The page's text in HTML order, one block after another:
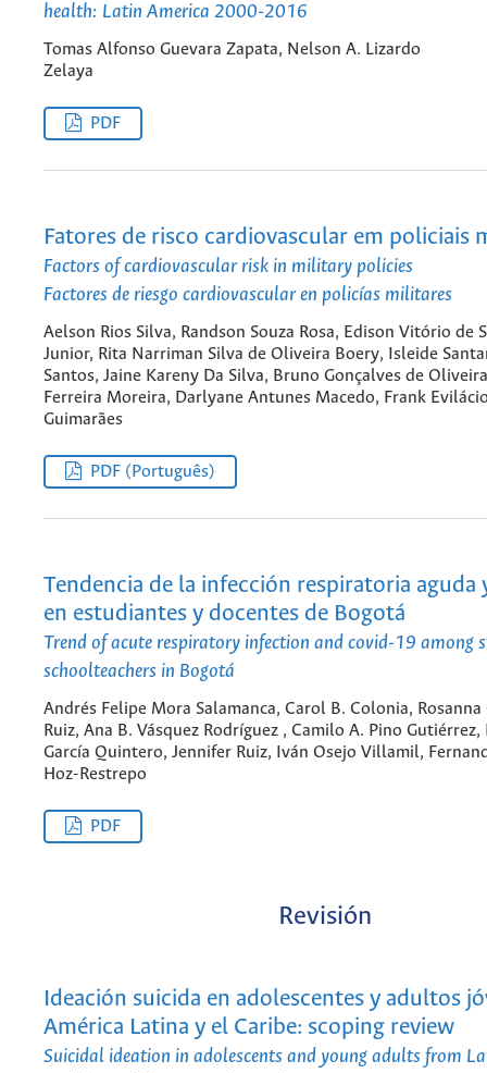
health: Latin America 2000-2016
Tomas Alfonso Guevara Zapata, Nelson A. Lizardo
Zelaya
PDF
Fatores de risco cardiovascular em policiais
Factors of cardiovascular risk in military policies
Factores de riesgo cardiovascular en policías militares
Aelson Rios Silva, Randson Souza Rosa, Edison Vitório de
Junior, Rita Narriman Silva de Oliveira Boery, Isleide
Santos, Jaine Kareny Da Silva, Bruno Gonçalves de
Ferreira Moreira, Darlyane Antunes Macedo, Frank
Guimarães
PDF (Português)
Tendencia de la infección respiratoria aguda
en estudiantes y docentes de Bogotá
Trend of acute respiratory infection and covid-19 among
schoolteachers in Bogotá
Andrés Felipe Mora Salamanca, Carol B. Colonia, Rosanna
Ruiz, Ana B. Vásquez Rodríguez , Camilo A. Pino Gutiérrez,
García Quintero, Jennifer Ruiz, Iván Osejo Villamil,
Hoz-Restrepo
PDF
Revisión
Ideación suicida en adolescentes y adultos
América Latina y el Caribe: scoping review
Suicidal ideation in adolescents and young adults from